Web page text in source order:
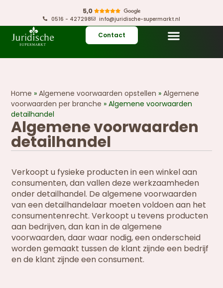
0516 - 427298 info@juridische-supermarkt.nl
Contact
Algemene voorwaarden
detailhandel
Home »Algemene voorwaarden opstellen »Algemene
voorwaarden per branche »Algemene voorwaarden
detailhandel
Verkoopt u fysieke producten in een winkel aan
consumenten, dan vallen deze werkzaamheden
onder detailhandel. De algemene voorwaarden
van een detailhandelaar moeten voldoen aan het
consumentenrecht. Verkoopt u tevens producten
aan bedrijven, dan kan in de algemene
voorwaarden, daar waar nodig, een onderscheid
worden gemaakt tussen de klant zijnde een bedrijf
en de klant zijnde een consument.